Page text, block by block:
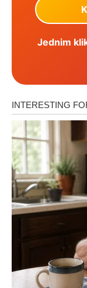
Jednim